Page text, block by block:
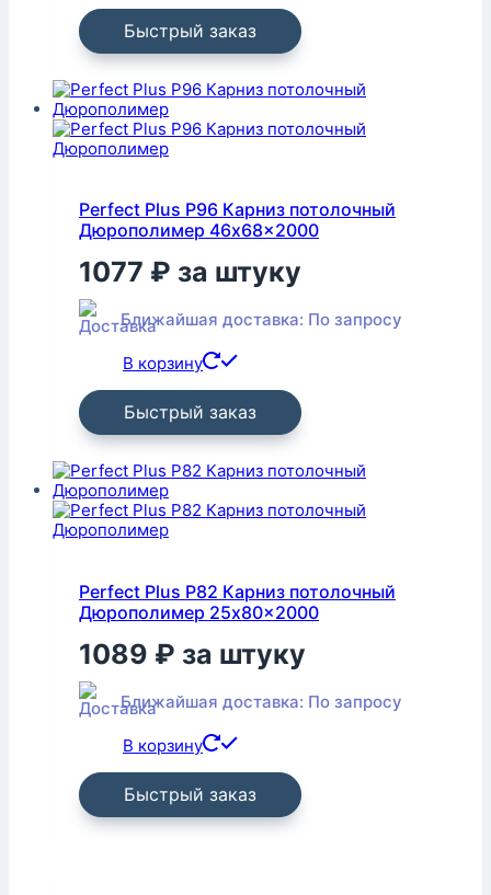
Быстрый заказ
Perfect Plus P96 Карниз потолочный
Дюрополимер 46x68x2000
1077 ₽ за штуку
Ближайшая доставка: По запросу
В корзину
Быстрый заказ
Perfect Plus P82 Карниз потолочный
Дюрополимер 25x80x2000
1089 ₽ за штуку
Ближайшая доставка: По запросу
В корзину
Быстрый заказ